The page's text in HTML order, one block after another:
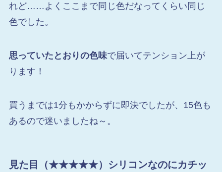
れど……よくここまで同じ色だなってくらい同じ
色でした。
思っていたとおりの色味で届いてテンション上が
ります！
買うまでは1分もかからずに即決でしたが、15色も
あるので迷いましたね～。
見た目（★★★★★）シリコンなのにカチッ